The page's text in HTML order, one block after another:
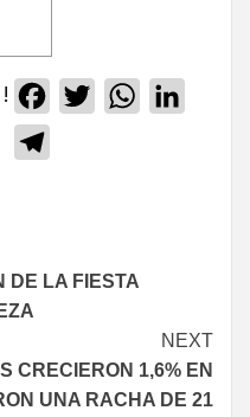
Facebook
TwitterWhatsApp
DE LA FIESTA
NEXT
CRECIERON 1,6% EN
UNA RACHA DE 21